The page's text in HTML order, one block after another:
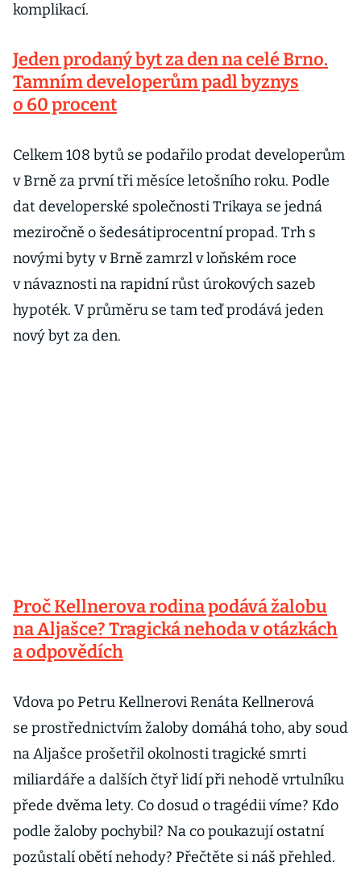
komplikací.
Jeden prodaný byt za den na celé Brno.
Tamním developerům padl byznys
o 60 procent
Celkem 108 bytů se podařilo prodat developerům
v Brně za první tři měsíce letošního roku. Podle
dat developerské společnosti Trikaya se jedná
meziročně o šedesátiprocentní propad. Trh s
novými byty v Brně zamrzl v loňském roce
v návaznosti na rapidní růst úrokových sazeb
hypoték. V průměru se tam teď prodává jeden
nový byt za den.
Proč Kellnerova rodina podává žalobu
na Aljašce? Tragická nehoda v otázkách
a odpovědích
Vdova po Petru Kellnerovi Renáta Kellnerová
se prostřednictvím žaloby domáhá toho, aby soud
na Aljašce prošetřil okolnosti tragické smrti
miliardáře a dalších čtyř lidí při nehodě vrtulníku
přede dvěma lety. Co dosud o tragédii víme? Kdo
podle žaloby pochybil? Na co poukazují ostatní
pozůstalí obětí nehody? Přečtěte si náš přehled.